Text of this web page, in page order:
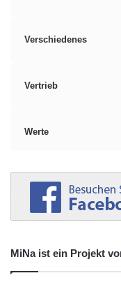
Verschiedenes
Vertrieb
Werte
MiNa ist ein Projekt